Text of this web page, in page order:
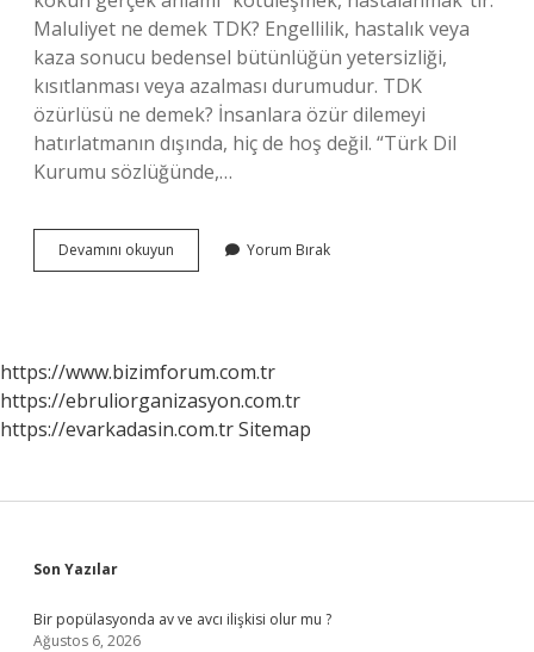
Maluliyet ne demek TDK? Engellilik, hastalık veya
kaza sonucu bedensel bütünlüğün yetersizliği,
kısıtlanması veya azalması durumudur. TDK
özürlüsü ne demek? İnsanlara özür dilemeyi
hatırlatmanın dışında, hiç de hoş değil. “Türk Dil
Kurumu sözlüğünde,…
Devamını okuyun
Ne
Yorum Bırak
https://www.bizimforum.com.tr
https://ebruliorganizasyon.com.tr
https://evarkadasin.com.trSitemap
Sidebar
Son Yazılar
Bir popülasyonda av ve avcı ilişkisi olur mu ?
Ağustos 6, 2026